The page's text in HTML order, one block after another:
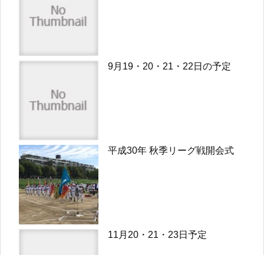
9月19・20・21・22日の予定
平成30年 秋季リーグ戦開会式
11月20・21・23日予定